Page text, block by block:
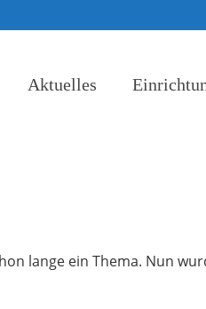
Aktuelles
lange ein Thema. Nun